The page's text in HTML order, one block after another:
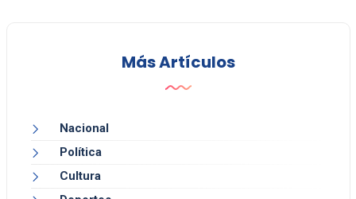
Más Artículos
Nacional
Política
Cultura